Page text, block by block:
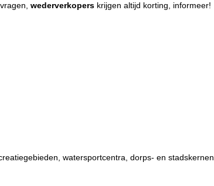
wederverkopers krijgen altijd korting, informeer!
watersportcentra, dorps- en stadskernen